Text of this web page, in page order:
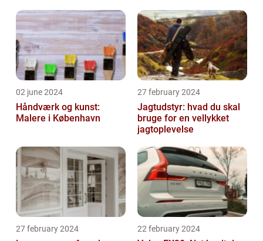
02 june 2024
Håndværk og kunst:
Malere i København
27 february 2024
Jagtudstyr: hvad du skal
bruge for en vellykket
jagtoplevelse
27 february 2024 22 february 2024